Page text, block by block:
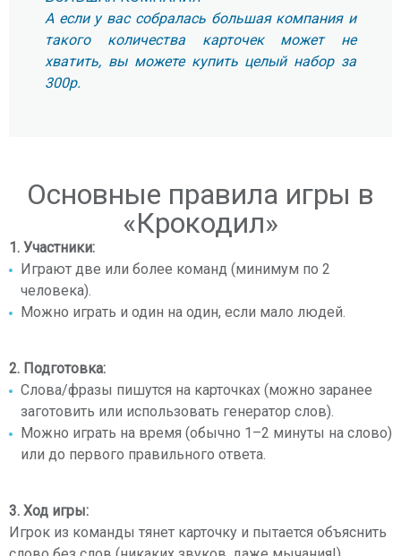
А если у вас собралась большая компания и
такого количества карточек может не
хватить, вы можете купить целый набор за
300р.
Основные правила игры в
«Крокодил»
1. Участники:
Играют две или более команд (минимум по 2
человека).
Можно играть и один на один, если мало людей.
2. Подготовка:
Слова/фразы пишутся на карточках (можно заранее
заготовить или использовать генератор слов).
Можно играть на время (обычно 1–2 минуты на слово)
или до первого правильного ответа.
3. Ход игры:
Игрок из команды тянет карточку и пытается объяснить